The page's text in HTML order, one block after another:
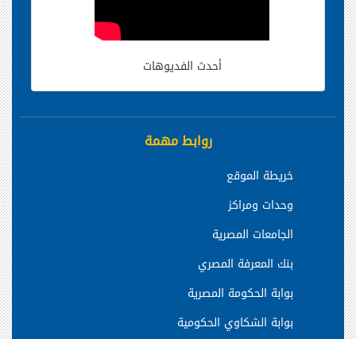
أحدث الفديوهات
روابط مهمة
خريطة الموقع
وحدات ومراكز
الجامعات المصرية
بنك المعرفة المصري
بوابة الحكومة المصرية
بوابة الشكاوي الحكومية